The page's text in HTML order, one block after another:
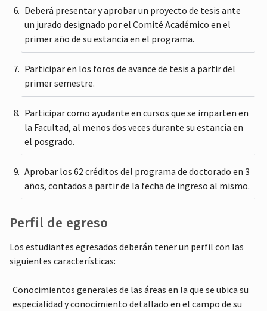
Deberá presentar y aprobar un proyecto de tesis ante
un jurado designado por el Comité Académico en el
primer año de su estancia en el programa.
Participar en los foros de avance de tesis a partir del
primer semestre.
Participar como ayudante en cursos que se imparten en
la Facultad, al menos dos veces durante su estancia en
el posgrado.
Aprobar los 62 créditos del programa de doctorado en 3
años, contados a partir de la fecha de ingreso al mismo.
Perfil de egreso
Los estudiantes egresados deberán tener un perfil con las
siguientes características:
Conocimientos generales de las áreas en la que se ubica su
especialidad y conocimiento detallado en el campo de su